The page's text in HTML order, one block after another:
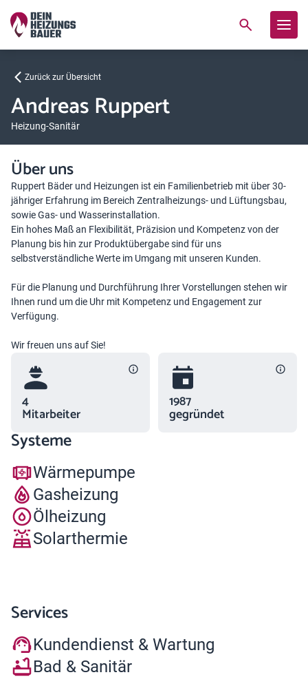
Zurück zur Übersicht
Andreas Ruppert
Heizung-Sanitär
Über uns
Ruppert Bäder und Heizungen ist ein Familienbetrieb mit über 30-
jähriger Erfahrung im Bereich Zentralheizungs- und Lüftungsbau,
sowie Gas- und Wasserinstallation.
Ein hohes Maß an Flexibilität, Präzision und Kompetenz von der
Planung bis hin zur Produktübergabe sind für uns
selbstverständliche Werte im Umgang mit unseren Kunden.
Für die Planung und Durchführung Ihrer Vorstellungen stehen wir
Ihnen rund um die Uhr mit Kompetenz und Engagement zur
Verfügung.
Wir freuen uns auf Sie!
4
Mitarbeiter
1987
gegründet
Systeme
Wärmepumpe
Gasheizung
Ölheizung
Solarthermie
Services
Kundendienst & Wartung
Bad & Sanitär